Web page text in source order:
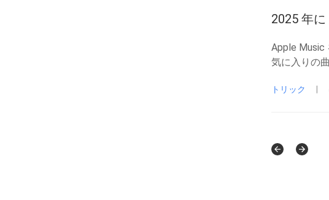
2025 年
Apple Music
気に入りの
トリック